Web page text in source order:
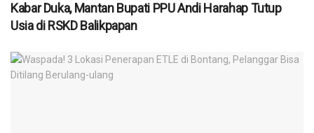
Kabar Duka, Mantan Bupati PPU Andi Harahap Tutup
Usia di RSKD Balikpapan